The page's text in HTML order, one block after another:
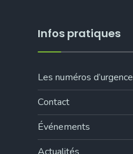
Infos pratiques
Les numéros d’urgence
Contact
Événements